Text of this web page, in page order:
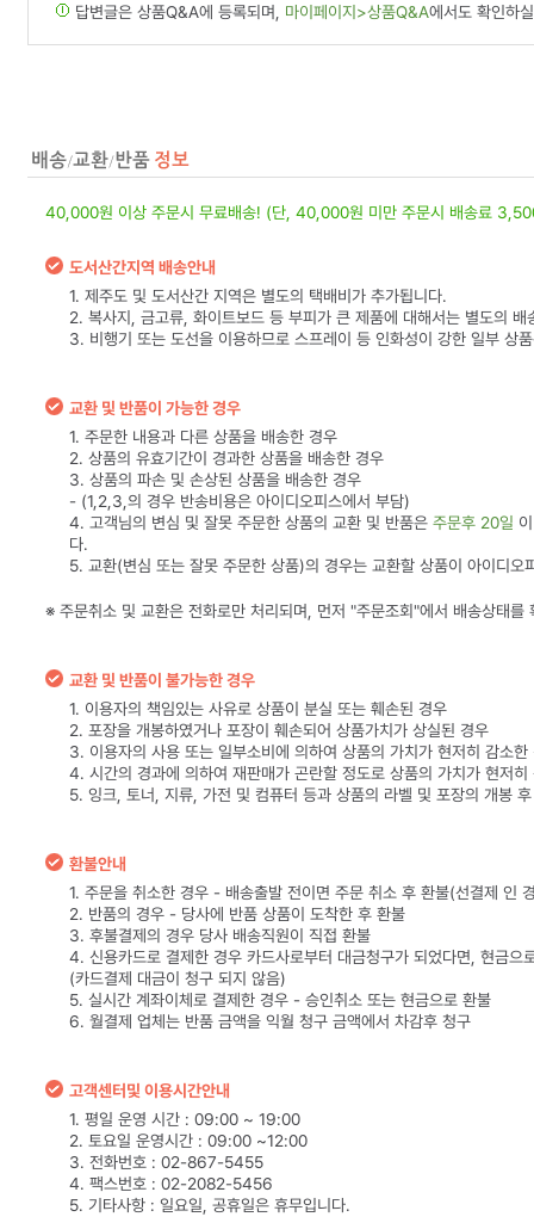
답변글은 상품Q&A에 등록되며, 마이페이지>상품Q&A에서도 확인하
40,000원 이상 주문시 무료배송! (단, 40,000원 미만 주문시 배송료
도서산간지역 배송안내
1. 제주도 및 도서산간 지역은 별도의 택배비가 추가됩니다.
2. 복사지, 금고류, 화이트보드 등 부피가 큰 제품에 대해서는 별도의
3. 비행기 또는 도선을 이용하므로 스프레이 등 인화성이 강한 일부 상
교환 및 반품이 가능한 경우
1. 주문한 내용과 다른 상품을 배송한 경우
2. 상품의 유효기간이 경과한 상품을 배송한 경우
3. 상품의 파손 및 손상된 상품을 배송한 경우
- (1,2,3,의 경우 반송비용은 아이디오피스에서 부담)
4. 고객님의 변심 및 잘못 주문한 상품의 교환 및 반품은 주문후 20일
다.
5. 교환(변심 또는 잘못 주문한 상품)의 경우는 교환할 상품이 아이디오
※ 주문취소 및 교환은 전화로만 처리되며, 먼저 "주문조회"에서 배송상태를
교환 및 반품이 불가능한 경우
1. 이용자의 책임있는 사유로 상품이 분실 또는 훼손된 경우
2. 포장을 개봉하였거나 포장이 훼손되어 상품가치가 상실된 경우
3. 이용자의 사용 또는 일부소비에 의하여 상품의 가치가 현저히 감소한
4. 시간의 경과에 의하여 재판매가 곤란할 정도로 상품의 가치가 현저히
5. 잉크, 토너, 지류, 가전 및 컴퓨터 등과 상품의 라벨 및 포장의 개봉
환불안내
1. 주문을 취소한 경우 - 배송출발 전이면 주문 취소 후 환불(선결제 인
2. 반품의 경우 - 당사에 반품 상품이 도착한 후 환불
3. 후불결제의 경우 당사 배송직원이 직접 환불
4. 신용카드로 결제한 경우 카드사로부터 대금청구가 되었다면, 현금
(카드결제 대금이 청구 되지 않음)
5. 실시간 계좌이체로 결제한 경우 - 승인취소 또는 현금으로 환불
6. 월결제 업체는 반품 금액을 익월 청구 금액에서 차감후 청구
고객센터및 이용시간안내
1. 평일 운영 시간 : 09:00 ~ 19:00
2. 토요일 운영시간 : 09:00 ~12:00
3. 전화번호 : 02-867-5455
4. 팩스번호 : 02-2082-5456
5. 기타사항 : 일요일, 공휴일은 휴무입니다.